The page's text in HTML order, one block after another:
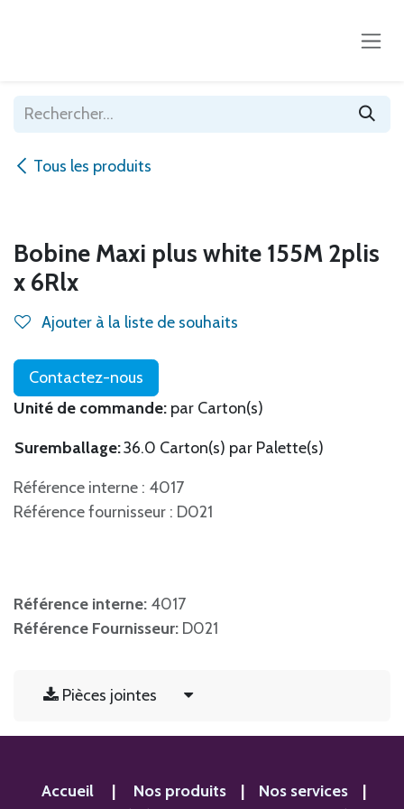
Tous les produits
Bobine Maxi plus white 155M 2plis
x 6Rlx
Ajouter à la liste de souhaits
Contactez-nous
Unité de commande: par Carton(s)
Suremballage:36.0 Carton(s) par Palette(s)
Référence interne : 4017
Référence fournisseur : D021
Référence interne: 4017
Référence Fournisseur: D021
Pièces jointes
Accueil | Nos produits | Nos services |